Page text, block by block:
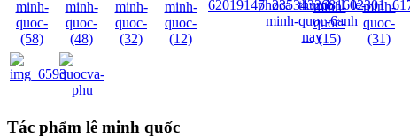
Tác phẩm lê minh quốc